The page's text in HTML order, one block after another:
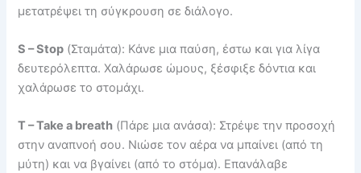
μετατρέψει τη σύγκρουση σε διάλογο.
S – Stop (Σταμάτα): Κάνε μια παύση, έστω και για λίγα
δευτερόλεπτα. Χαλάρωσε ώμους, ξέσφιξε δόντια και
χαλάρωσε το στομάχι.
T – Take a breath (Πάρε μια ανάσα): Στρέψε την προσοχή
στην αναπνοή σου. Νιώσε τον αέρα να μπαίνει (από τη
μύτη) και να βγαίνει (από το στόμα). Επανάλαβε